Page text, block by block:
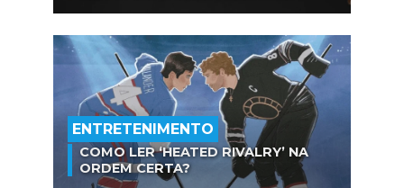
ENTRETENIMENTO
COMO LER ‘HEATED RIVALRY’ NA
ORDEM CERTA?